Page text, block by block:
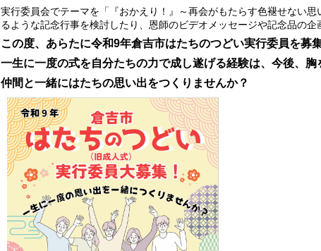
実行委員会でテーマを「『おかえり！』～再会がもたらす色褪せない
るような記念行事を検討したり、恩師のビデオメッセージや記念品の企
この度、あらたに令和9年倉吉市はたちのつどい実行委員を募集
一生に一度の式を自分たちの力で成し遂げる経験は、今後、胸
仲間と一緒にはたちの思い出をつくりませんか？